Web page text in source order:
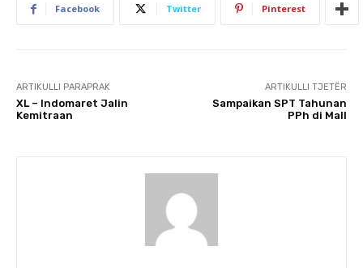
Facebook Twitter Pinterest
ARTIKULLI PARAPRAK
XL – Indomaret Jalin
Kemitraan
ARTIKULLI TJETËR
Sampaikan SPT Tahunan
PPh di Mall